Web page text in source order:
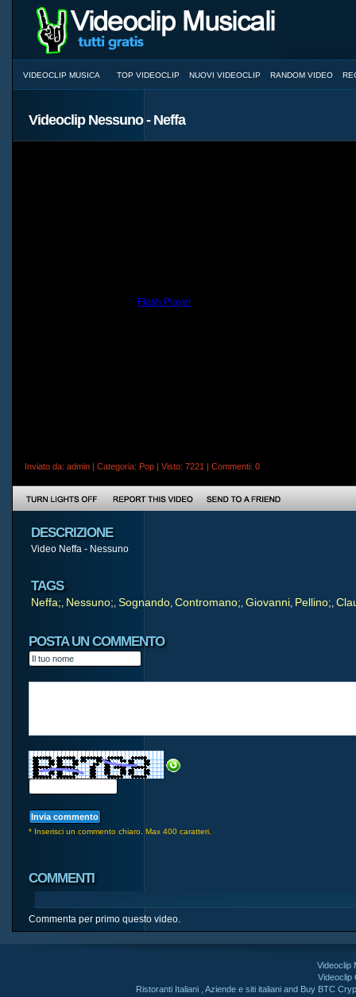
VIDEOCLIP MUSICA TOP VIDEOCLIP NUOVI VIDEOCLIP RANDOM VIDEO
Videoclip Nessuno - Neffa
Flash Player
Inviato da: admin | Categoria: Pop | Visto: 7221 | Commenti: 0
DESCRIZIONE
Video Neffa - Nessuno
TAGS
Neffa;, Nessuno;, Sognando, Contromano;, Giovanni, Pellino;,
POSTA UN COMMENTO
* Inserisci un commento chiaro. Max 400 caratteri.
COMMENTI
Commenta per primo questo video.
Videoclip
Videoclip
Ristoranti Italiani ,Aziende e siti italiani and Buy BTC